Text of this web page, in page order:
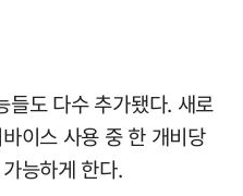
들도 다수 추가됐다. 새로
이스 사용 중 한 개비당
능하게 한다.